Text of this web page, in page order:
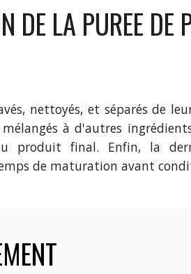
DE LA PUREE DE
nettoyés, et séparés de
à d'autres
produit final. Enfin, la
de maturation avant